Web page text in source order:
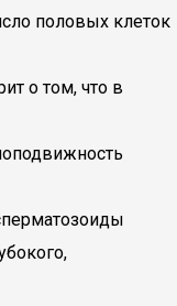
половых клеток
о том, что в